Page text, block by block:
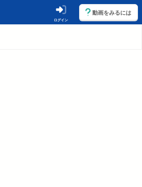
ログイン
動画をみるには